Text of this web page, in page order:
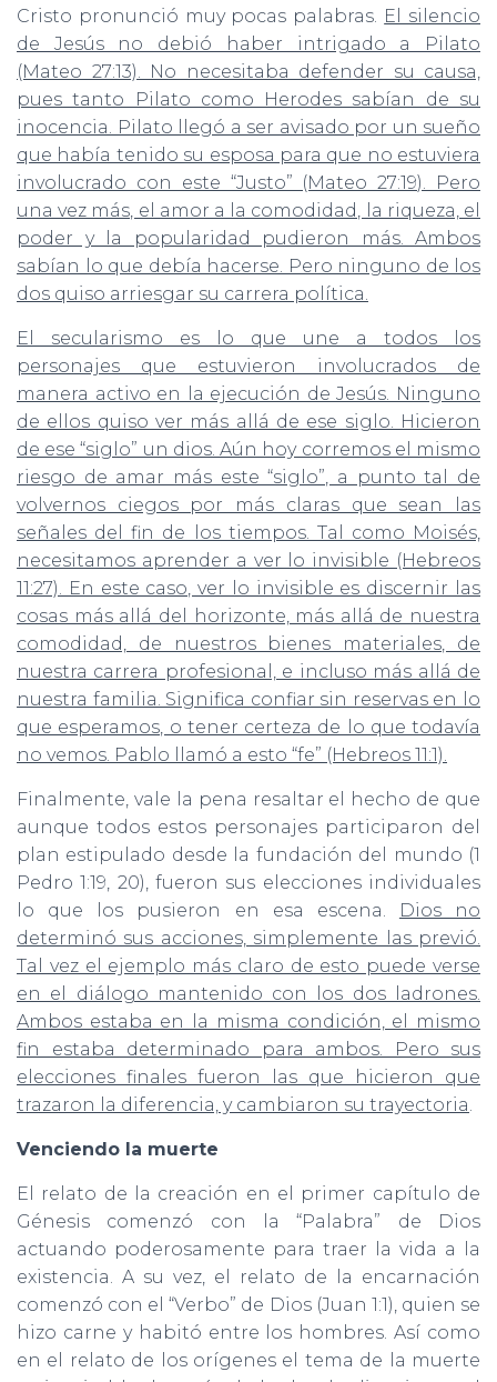
Cristo pronunció muy pocas palabras. El silencio
de Jesús no debió haber intrigado a Pilato
(Mateo 27:13). No necesitaba defender su causa,
pues tanto Pilato como Herodes sabían de su
inocencia. Pilato llegó a ser avisado por un sueño
que había tenido su esposa para que no estuviera
involucrado con este “Justo” (Mateo 27:19). Pero
una vez más, el amor a la comodidad, la riqueza, el
poder y la popularidad pudieron más. Ambos
sabían lo que debía hacerse. Pero ninguno de los
dos quiso arriesgar su carrera política.
El secularismo es lo que une a todos los
personajes que estuvieron involucrados de
manera activo en la ejecución de Jesús. Ninguno
de ellos quiso ver más allá de ese siglo. Hicieron
de ese “siglo” un dios. Aún hoy corremos el mismo
riesgo de amar más este “siglo”, a punto tal de
volvernos ciegos por más claras que sean las
señales del fin de los tiempos. Tal como Moisés,
necesitamos aprender a ver lo invisible (Hebreos
11:27). En este caso, ver lo invisible es discernir las
cosas más allá del horizonte, más allá de nuestra
comodidad, de nuestros bienes materiales, de
nuestra carrera profesional, e incluso más allá de
nuestra familia. Significa confiar sin reservas en lo
que esperamos, o tener certeza de lo que todavía
no vemos. Pablo llamó a esto “fe” (Hebreos 11:1).
Finalmente, vale la pena resaltar el hecho de que
aunque todos estos personajes participaron del
plan estipulado desde la fundación del mundo (1
Pedro 1:19, 20), fueron sus elecciones individuales
lo que los pusieron en esa escena.
Dios no
determinó sus acciones, simplemente las previó.
Tal vez el ejemplo más claro de esto puede verse
en el diálogo mantenido con los dos ladrones.
Ambos estaba en la misma condición, el mismo
fin estaba determinado para ambos. Pero sus
elecciones finales fueron las que hicieron que
trazaron la diferencia, y cambiaron su trayectoria.
Venciendo la muerte
El relato de la creación en el primer capítulo de
Génesis comenzó con la “Palabra” de Dios
actuando poderosamente para traer la vida a la
existencia. A su vez, el relato de la encarnación
comenzó con el “Verbo” de Dios (Juan 1:1), quien se
hizo carne y habitó entre los hombres. Así como
en el relato de los orígenes el tema de la muerte